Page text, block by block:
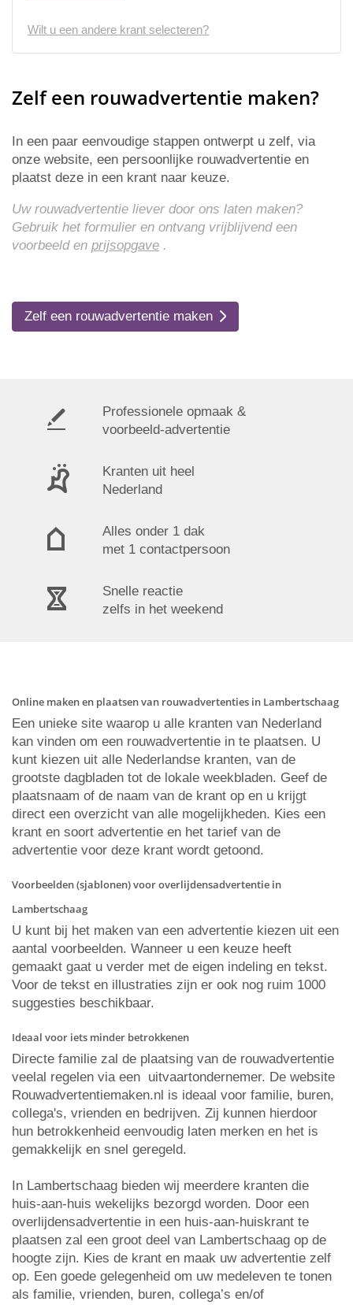
Wilt u een andere krant selecteren?
Zelf een rouwadvertentie maken?
In een paar eenvoudige stappen ontwerpt u zelf, via
onze website, een persoonlijke rouwadvertentie en
plaatst deze in een krant naar keuze.
Uw rouwadvertentie liever door ons laten maken?
Gebruik het formulier en ontvang vrijblijvend een
voorbeeld en prijsopgave .
Zelf een rouwadvertentie maken
Professionele opmaak &
voorbeeld-advertentie
Kranten uit heel
Nederland
Alles onder 1 dak
met 1 contactpersoon
Snelle reactie
zelfs in het weekend
Online maken en plaatsen van rouwadvertenties in Lambertschaag
Een unieke site waarop u alle kranten van Nederland
kan vinden om een rouwadvertentie in te plaatsen. U
kunt kiezen uit alle Nederlandse kranten, van de
grootste dagbladen tot de lokale weekbladen. Geef de
plaatsnaam of de naam van de krant op en u krijgt
direct een overzicht van alle mogelijkheden. Kies een
krant en soort advertentie en het tarief van de
advertentie voor deze krant wordt getoond.
Voorbeelden (sjablonen) voor overlijdensadvertentie in
Lambertschaag
U kunt bij het maken van een advertentie kiezen uit een
aantal voorbeelden. Wanneer u een keuze heeft
gemaakt gaat u verder met de eigen indeling en tekst.
Voor de tekst en illustraties zijn er ook nog ruim 1000
suggesties beschikbaar.
Ideaal voor iets minder betrokkenen
Directe familie zal de plaatsing van de rouwadvertentie
veelal regelen via een uitvaartondernemer. De website
Rouwadvertentiemaken.nl is ideaal voor familie, buren,
collega's, vrienden en bedrijven. Zij kunnen hierdoor
hun betrokkenheid eenvoudig laten merken en het is
gemakkelijk en snel geregeld.
In Lambertschaag bieden wij meerdere kranten die
huis-aan-huis wekelijks bezorgd worden. Door een
overlijdensadvertentie in een huis-aan-huiskrant te
plaatsen zal een groot deel van Lambertschaag op de
hoogte zijn. Kies de krant en maak uw advertentie zelf
op. Een goede gelegenheid om uw medeleven te tonen
als familie, vrienden, buren, collega’s en/of